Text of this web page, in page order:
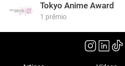
Tokyo Anime Award
1 prêmio